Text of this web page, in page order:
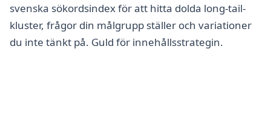
svenska sökordsindex för att hitta dolda long-tail-
kluster, frågor din målgrupp ställer och variationer
du inte tänkt på. Guld för innehållsstrategin.